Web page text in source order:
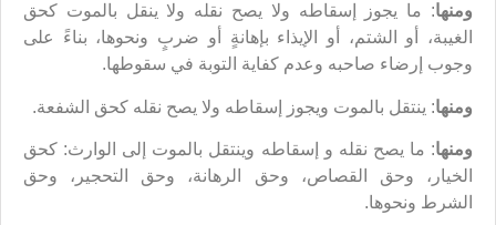
ومنها: ما يجوز إسقاطه ولا يصح نقله ولا ينقل بالموت كحق
الغيبة، أو الشتم، أو الإيذاء بإهانةٍ أو ضربٍ ونحوها، بناءً على
وجوب إرضاء صاحبه وعدم كفاية التوبة في سقوطها.
ومنها: ينتقل بالموت ويجوز إسقاطه ولا يصح نقله كحق الشفعة.
ومنها: ما يصح نقله و إسقاطه وينتقل بالموت إلى الوارث: كحق
الخيار، وحق القصاص، وحق الرهانة، وحق التحجير، وحق
الشرط ونحوها.